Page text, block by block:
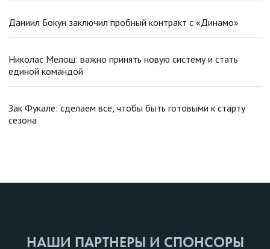
Даниил Бокун заключил пробный контракт с «Динамо»
Николас Мелош: важно принять новую систему и стать
единой командой
Зак Фукале: сделаем все, чтобы быть готовыми к старту
сезона
НАШИ ПАРТНЕРЫ И СПОНСОРЫ